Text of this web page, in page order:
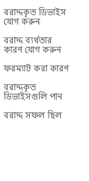
বরাদ্দকৃত ডিভাইস
যোগ করুন
বরাদ্দ ব্যর্থতার
কারণ যোগ করুন
ফরম্যাট করা কারণ
বরাদ্দকৃত
ডিভাইসগুলি পান
বরাদ্দ সফল ছিল